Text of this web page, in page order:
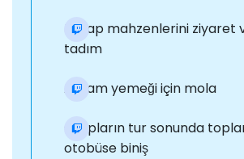
Şarap mahzenlerini ziyaret
tadım
Akşam yemeği için mola
Grupların tur sonunda
otobüse biniş